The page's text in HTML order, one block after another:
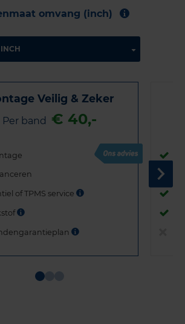
omvang (inch)
Veilig & Zeker
Per band € 40,-
of TPMS service